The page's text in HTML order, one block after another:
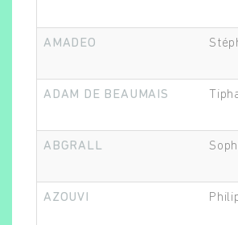
AMADEO
ADAM DE BEAUMAIS
ABGRALL
AZOUVI